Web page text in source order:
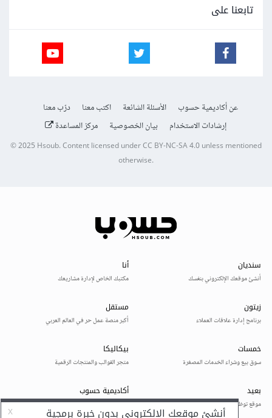
تابعنا على
عن أكاديمية حسوب الأسئلة الشائعة اكتب معنا
درّب معنا
إرشادات الاستخدام
بيان الخصوصية مركز المساعدة
© 2025Hsoub.Content licensed underCC BY-NC-SA 4.0unless mentioned
otherwise.